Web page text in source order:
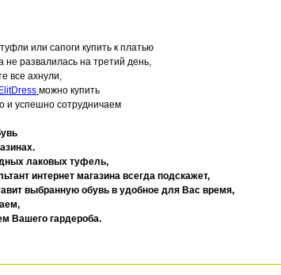
или сапоги купить к платью
не развалилась на третий день,
все ахнули,
можно купить
и успешно сотрудничаем
лаковых туфель,
интернет магазина всегда подскажет,
выбранную обувь в удобное для Вас время,
Вашего гардероба.